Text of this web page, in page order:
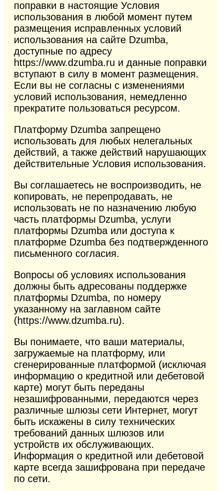
поправки в настоящие Условия
использования в любой момент путем
размещения исправленных условий
использования на сайте Dzumba,
доступные по адресу
https://www.dzumba.ru и данные поправки
вступают в силу в момент размещения.
Если вы не согласны с изменениями
условий использования, немедленно
прекратите пользоваться ресурсом.
Платформу Dzumba запрещено
использовать для любых нелегальных
действий, а также действий нарушающих
действительные Условия использования.
Вы соглашаетесь не воспроизводить, не
копировать, не перепродавать, не
использовать не по назначению любую
часть платформы Dzumba, услуги
платформы Dzumba или доступа к
платформе Dzumba без подтвержденного
письменного согласия.
Вопросы об условиях использования
должны быть адресованы поддержке
платформы Dzumba, по номеру
указанному на заглавном сайте
(https://www.dzumba.ru).
Вы понимаете, что ваши материалы,
загружаемые на платформу, или
сгенерированные платформой (исключая
информацию о кредитной или дебетовой
карте) могут быть переданы
незашифрованными, передаются через
различные шлюзы сети Интернет, могут
быть искажены в силу технических
требований данных шлюзов или
устройств их обслуживающих.
Информация о кредитной или дебетовой
карте всегда зашифрована при передаче
по сети.